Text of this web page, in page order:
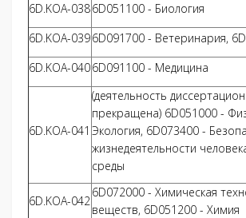
6D.KOA-0386D051100 - Биология
6D.KOA-0396D091700 - Ветеринария,
6D.KOA-0406D091100 - Медицина
6D.KOA-041
(деятельность
прекращена) 6D051000 -
Экология, 6D073400 -
жизнедеятельности
среды
6D.KOA-042
6D072000 - Химическая
веществ, 6D051200 - Химия